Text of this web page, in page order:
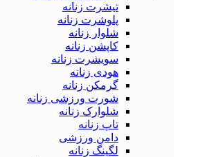
تیشرت زنانه
پلوشرت زنانه
شلوار زنانه
کاپشن زنانه
سویشرت زنانه
هودی زنانه
گرمکن زنانه
شورت ورزشی زنانه
شلوارک زنانه
تاپ زنانه
دامن ورزشی
لگینگ زنانه